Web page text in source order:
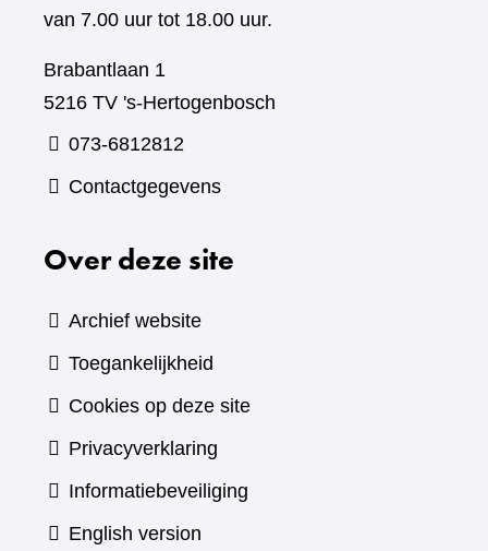
van 7.00 uur tot 18.00 uur.
Brabantlaan 1
5216 TV 's-Hertogenbosch
073-6812812
Contactgegevens
Over deze site
Archief website
Toegankelijkheid
Cookies op deze site
Privacyverklaring
Informatiebeveiliging
English version